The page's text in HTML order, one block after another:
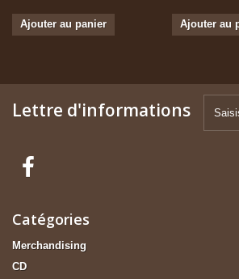
Ajouter au panier Ajouter au
Lettre d'informations
Catégories
Merchandising
CD